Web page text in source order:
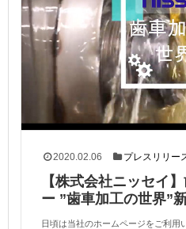
2020.02.06 プレスリリー
【株式会社ニッセイ
ー ”歯車加工の世界”
日頃は当社のホームページをご利用